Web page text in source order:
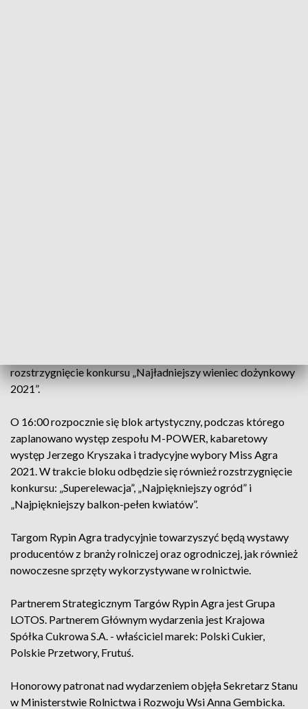
rozstrzygnięcie konkursu „Najładniejszy wieniec dożynkowy
2021”.
O 16:00 rozpocznie się blok artystyczny, podczas którego
zaplanowano występ zespołu M-POWER, kabaretowy
występ Jerzego Kryszaka i tradycyjne wybory Miss Agra
2021. W trakcie bloku odbędzie się również rozstrzygnięcie
konkursu: „Superelewacja”, „Najpiękniejszy ogród” i
„Najpiękniejszy balkon-pełen kwiatów”.
Targom Rypin Agra tradycyjnie towarzyszyć będą wystawy
producentów z branży rolniczej oraz ogrodniczej, jak również
nowoczesne sprzęty wykorzystywane w rolnictwie.
Partnerem Strategicznym Targów Rypin Agra jest Grupa
LOTOS. Partnerem Głównym wydarzenia jest Krajowa
Spółka Cukrowa S.A. - właściciel marek: Polski Cukier,
Polskie Przetwory, Frutuś.
Honorowy patronat nad wydarzeniem objęła Sekretarz Stanu
w Ministerstwie Rolnictwa i Rozwoju Wsi Anna Gembicka.